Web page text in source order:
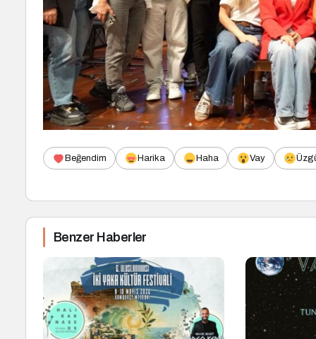
Beğendim Harika Haha Vay
Benzer Haberler